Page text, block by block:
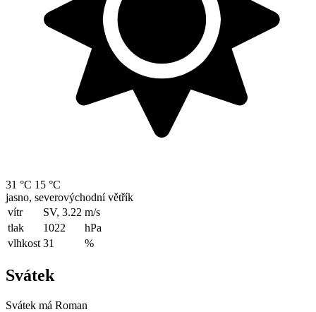
31 °C 15 °C
jasno, severovýchodní větřík
vítr
SV, 3.22 m/s
tlak
1022
hPa
vlhkost 31 %
Svátek
Svátek má Roman